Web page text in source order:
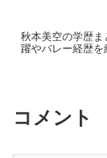
秋本美空の学歴
躍やバレー経歴を
コメント